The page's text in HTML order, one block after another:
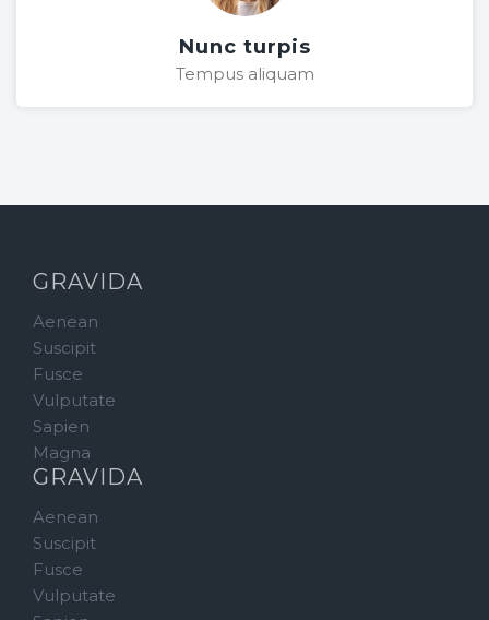
Nunc turpis
Tempus aliquam
GRAVIDA
Aenean
Suscipit
Fusce
Vulputate
Sapien
Magna
GRAVIDA
Aenean
Suscipit
Fusce
Vulputate